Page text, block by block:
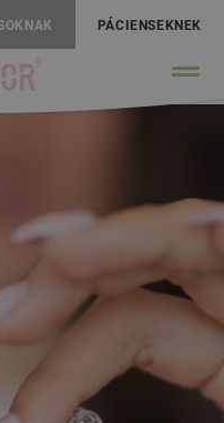
PÁCIENSEKNEK